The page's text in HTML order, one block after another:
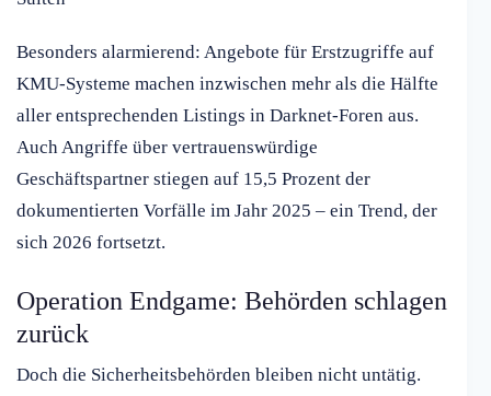
Besonders alarmierend: Angebote für Erstzugriffe auf
KMU-Systeme machen inzwischen mehr als die Hälfte
aller entsprechenden Listings in Darknet-Foren aus.
Auch Angriffe über vertrauenswürdige
Geschäftspartner stiegen auf 15,5 Prozent der
dokumentierten Vorfälle im Jahr 2025 – ein Trend, der
sich 2026 fortsetzt.
Operation Endgame: Behörden schlagen
zurück
Doch die Sicherheitsbehörden bleiben nicht untätig.